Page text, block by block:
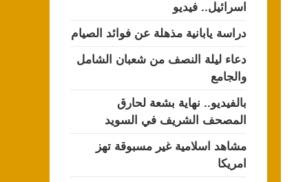
اسرائيل.. فيديو
دراسة يابانية مذهلة عن فوائد الصيام
دعاء ليلة النصف من شعبان الشامل
والجامع
بالفيديو.. نهاية بشعة لحارق
المصحف الشريف في السويد
مشاهد اسلامية غير مسبوقة تهز
امريكا